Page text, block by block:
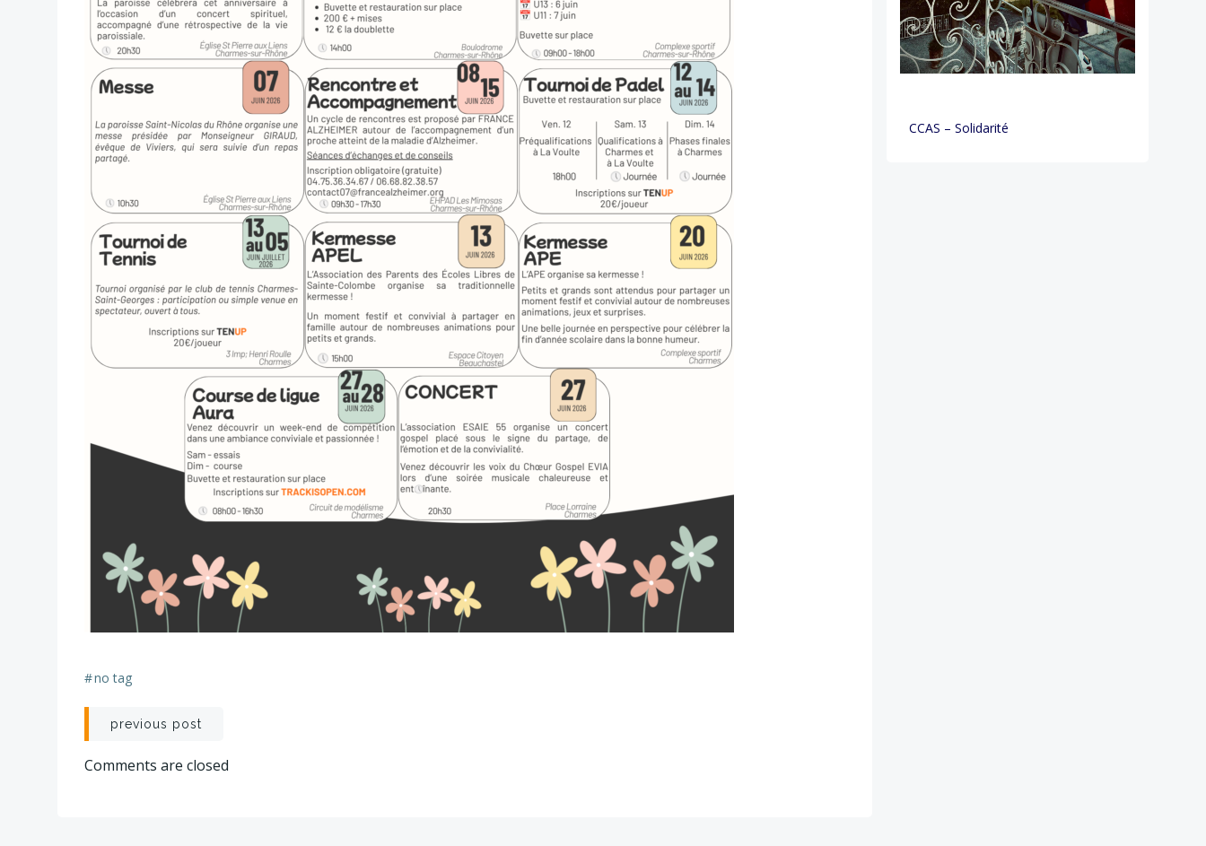
#no tag
Post
navigation
previous post
Comments are closed
CCAS – Solidarité